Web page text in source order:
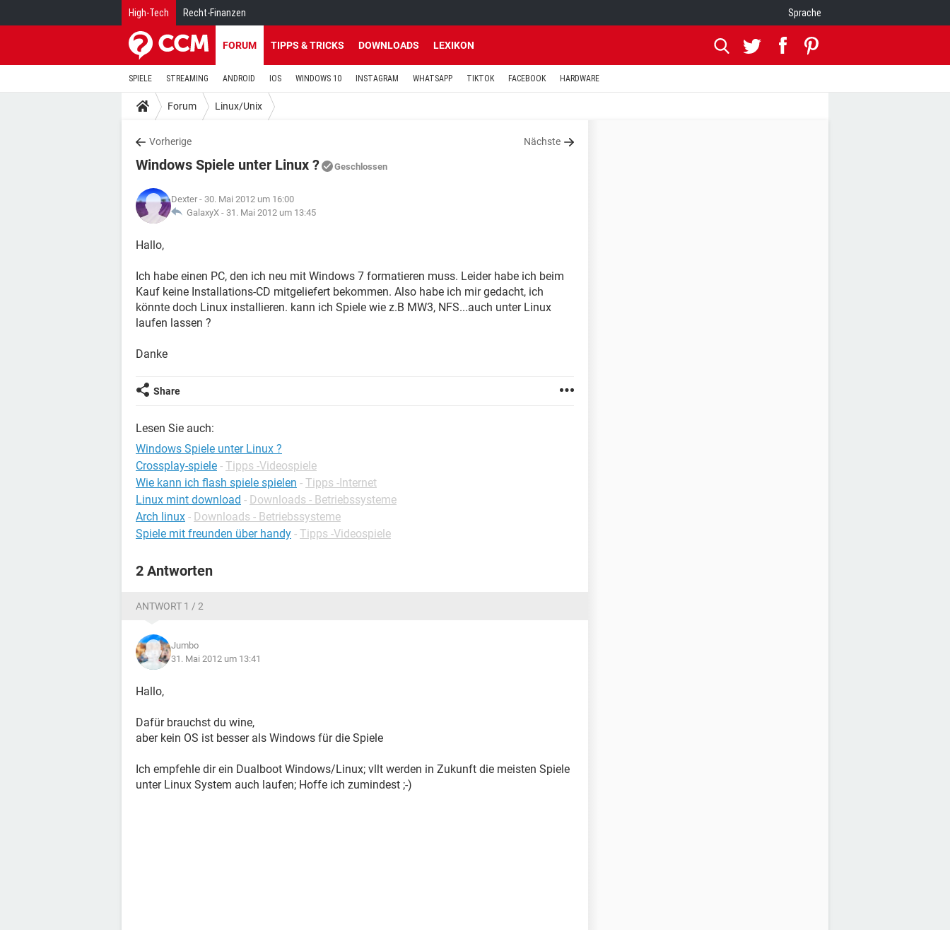
High-Tech Recht-Finanzen Sprache
FORUM TIPPS & TRICKS DOWNLOADS LEXIKON
SPIELE STREAMING ANDROID IOS WINDOWS 10 INSTAGRAM WHATSAPP TIKTOK FACEBOOK HARDWARE
Forum Linux/Unix
Vorherige Nächste
Windows Spiele unter Linux ? Geschlossen
Dexter - 30. Mai 2012 um 16:00
GalaxyX - 31. Mai 2012 um 13:45
Hallo,
Ich habe einen PC, den ich neu mit Windows 7 formatieren muss. Leider habe ich beim
Kauf keine Installations-CD mitgeliefert bekommen. Also habe ich mir gedacht, ich
könnte doch Linux installieren. kann ich Spiele wie z.B MW3, NFS...auch unter Linux
laufen lassen ?
Danke
Share
Lesen Sie auch:
Windows Spiele unter Linux ?
Crossplay-spiele - Tipps -Videospiele
Wie kann ich flash spiele spielen - Tipps -Internet
Linux mint download - Downloads - Betriebssysteme
Arch linux - Downloads - Betriebssysteme
Spiele mit freunden über handy - Tipps -Videospiele
2 Antworten
ANTWORT 1 / 2
Jumbo
31. Mai 2012 um 13:41
Hallo,
Dafür brauchst du wine,
aber kein OS ist besser als Windows für die Spiele
Ich empfehle dir ein Dualboot Windows/Linux; vllt werden in Zukunft die meisten Spiele
unter Linux System auch laufen; Hoffe ich zumindest ;-)